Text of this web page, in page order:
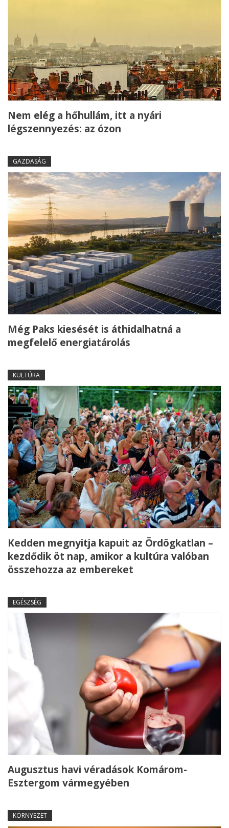
Nem elég a hőhullám, itt a nyári
légszennyezés: az ózon
GAZDASÁG
Még Paks kiesését is áthidalhatná a
megfelelő energiatárolás
KULTÚRA
Kedden megnyitja kapuit az Ördögkatlan –
kezdődik öt nap, amikor a kultúra valóban
összehozza az embereket
EGÉSZSÉG
Augusztus havi véradások Komárom-
Esztergom vármegyében
KÖRNYEZET